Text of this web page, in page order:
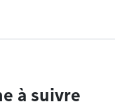
à suivre